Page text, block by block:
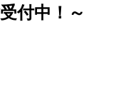
付中！～